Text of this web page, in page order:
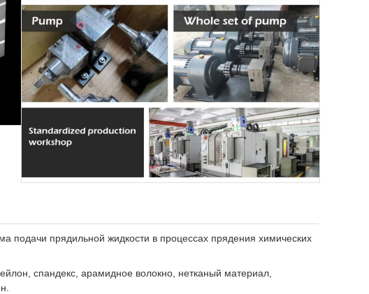
подачи прядильной жидкости в процессах прядения химических
спандекс, арамидное волокно, нетканый материал,